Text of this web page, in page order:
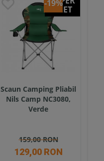
PRET
-19%
Scaun Camping Pliabil
Nils Camp NC3080,
Verde
159,00 RON
129,00 RON